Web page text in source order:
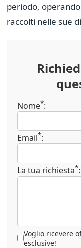
periodo,
raccolti nelle sue
Nome*:
Email*:
La tua richiesta*:
Voglio ricevere
esclusive!